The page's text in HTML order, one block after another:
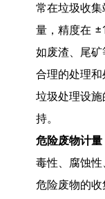
常在垃圾收
量，精度在
如废渣、尾
合理的处理
垃圾处理设
持。
危险废物计量
毒性、腐蚀
危险废物的